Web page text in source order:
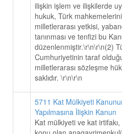
ilişkin işlem ve ilişkilerde
hukuk, Türk
milletlerarası yetkisi,
tanınması ve tenfizi bu
düzenlenmiştir.\r\n\r\n(2)
Cumhuriyetinin taraf
milletlerarası sözleşme
saklıdır. \r\n\r\n
5711 Kat Mülkiyeti
Yapılmasına İlişkin Kanun
Kat mülkiyeti ve kat